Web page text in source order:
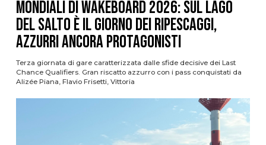
Mondiali di Wakeboard 2026: sul Lago
del Salto è il giorno dei ripescaggi,
azzurri ancora protagonisti
Terza giornata di gare caratterizzata dalle sfide decisive dei Last
Chance Qualifiers. Gran riscatto azzurro con i pass conquistati da
Alizée Piana, Flavio Frisetti, Vittoria